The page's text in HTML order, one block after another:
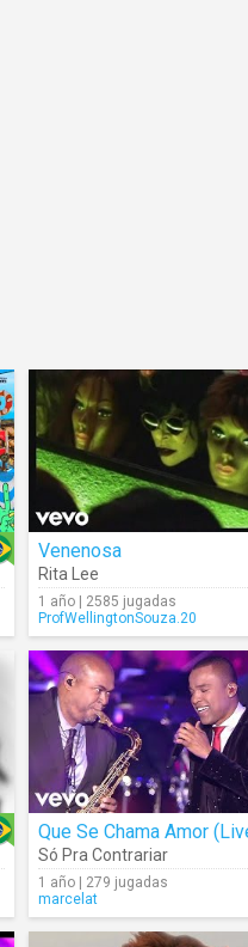
Venenosa
Rita Lee
1 año | 2585 jugadas
ProfWellingtonSouza.20
Que Se Chama Amor
Só Pra Contrariar
1 año | 279 jugadas
marcelat